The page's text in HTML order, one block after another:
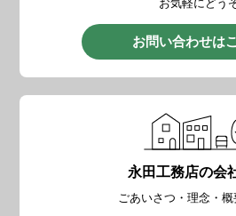
お気軽にどう
お問い合わせは
永田工務店の会
ごあいさつ・理念・